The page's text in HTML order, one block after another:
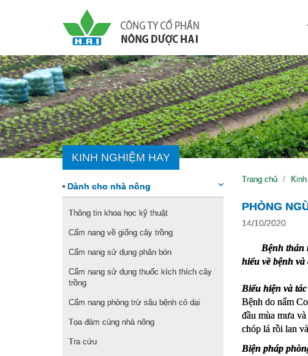
KINH NGHIỆM HAY
Dành cho nhà nông
Thông tin khoa học kỹ thuật
Cẩm nang về giống cây trồng
Cẩm nang sử dụng phân bón
Cẩm nang sử dụng thuốc kích thích cây
trồng
Cẩm nang phòng trừ sâu bệnh cỏ dại
Tọa đàm cùng nhà nông
Tra cứu
Trang chủ
PHÒNG
14/10/2020
Bệnh thán
hiểu về bệnh
Biểu hiện và
Bệnh do nấm
đầu mùa mưa
chóp lá rồi lan
Biện pháp